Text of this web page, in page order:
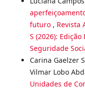
futuro , Revista
S (2026): Edição
Seguridade
Carina Gaelzer
Vilmar Lobo
Unidades de